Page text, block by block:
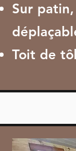
Sur
Toit de